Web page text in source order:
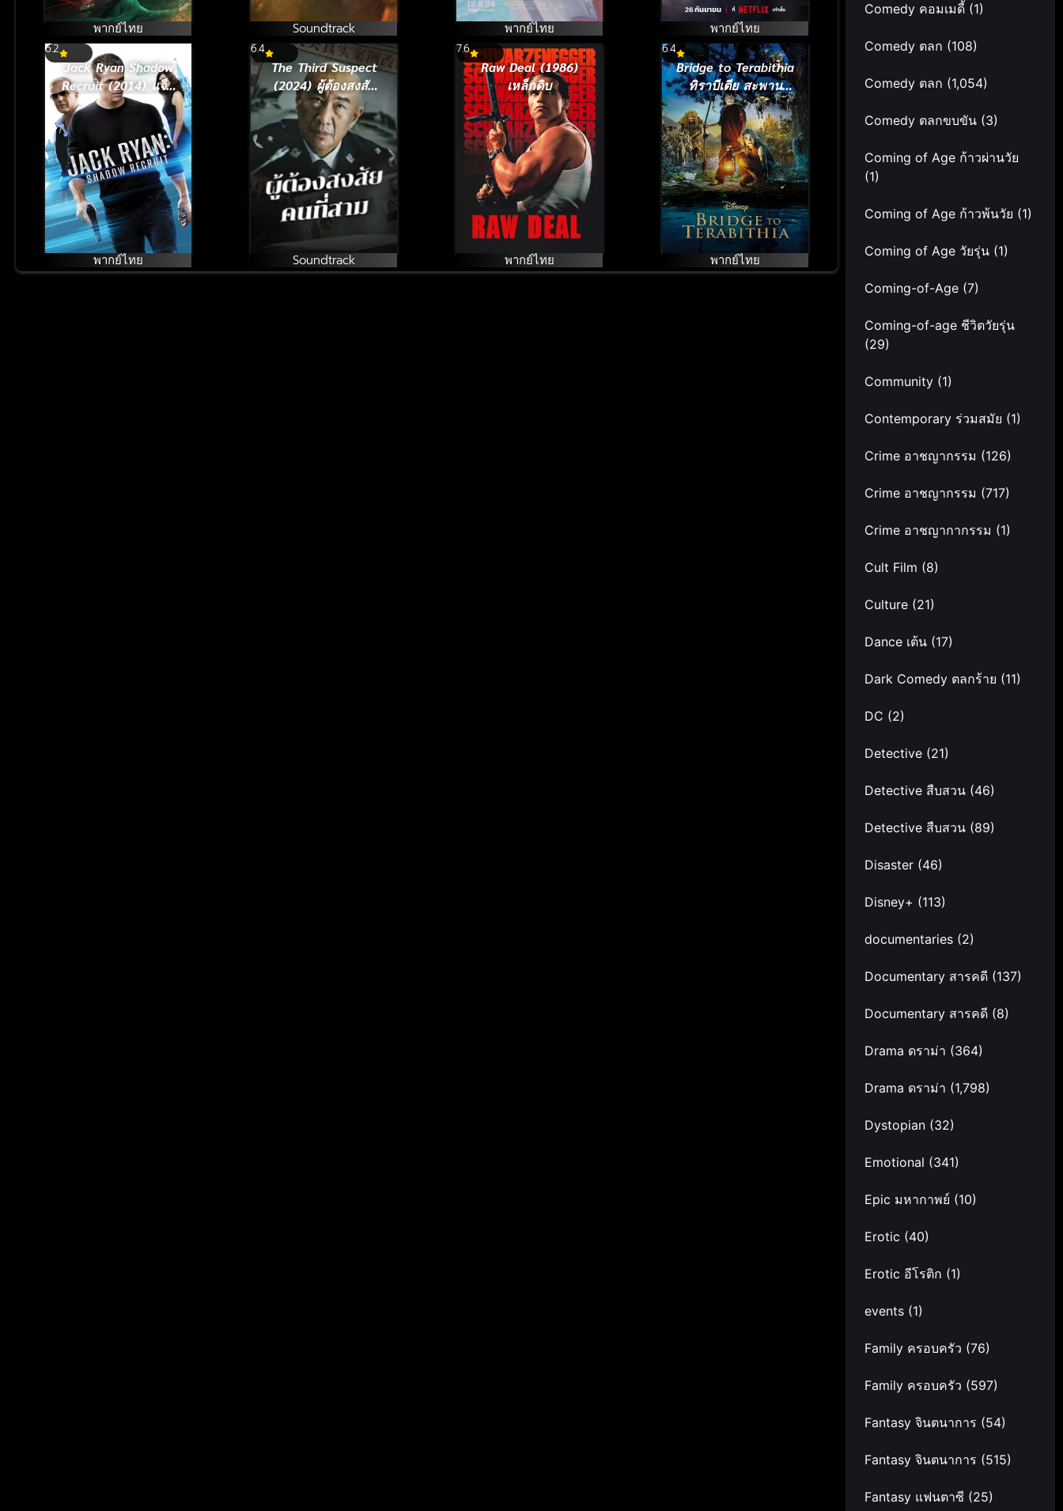
พากย์ไทย Soundtrack พากย์ไทย พากย์ไทย
6.2
Jack Ryan Shadow
Recruit (2014) แจ็ค
ไรอัน สายลับไร้เงา
พากย์ไทย
6.4
The Third Suspect
(2024) ผู้ต้องสงสัย
คนที่สาม
Soundtrack
7.6
Raw Deal (1986)
เหล็กดิบ
พากย์ไทย
6.4
Bridge to Terabithia
ทิราบีเตีย สะพาน
มหัศจรรย์ (2007)
พากย์ไทย
Comedy คอมเมดี้ (1)
Comedy ตลก (108)
Comedy ตลก (1,054)
Comedy ตลกขบขัน (3)
Coming of Age ก้าวผ่านวัย
(1)
Coming of Age ก้าวพ้นวัย (1)
Coming of Age วัยรุ่น (1)
Coming-of-Age (7)
Coming-of-age ชีวิตวัยรุ่น
(29)
Community (1)
Contemporary ร่วมสมัย (1)
Crime อาชญากรรม (126)
Crime อาชญากรรม (717)
Crime อาชญากากรรม (1)
Cult Film (8)
Culture (21)
Dance เต้น (17)
Dark Comedy ตลกร้าย (11)
DC (2)
Detective (21)
Detective สืบสวน (46)
Detective สืบสวน (89)
Disaster (46)
Disney+ (113)
documentaries (2)
Documentary สารคดี (137)
Documentary สารคดี (8)
Drama ดราม่า (364)
Drama ดราม่า (1,798)
Dystopian (32)
Emotional (341)
Epic มหากาพย์ (10)
Erotic (40)
Erotic อีโรติก (1)
events (1)
Family ครอบครัว (76)
Family ครอบครัว (597)
Fantasy จินตนาการ (54)
Fantasy จินตนาการ (515)
Fantasy แฟนตาซี (25)